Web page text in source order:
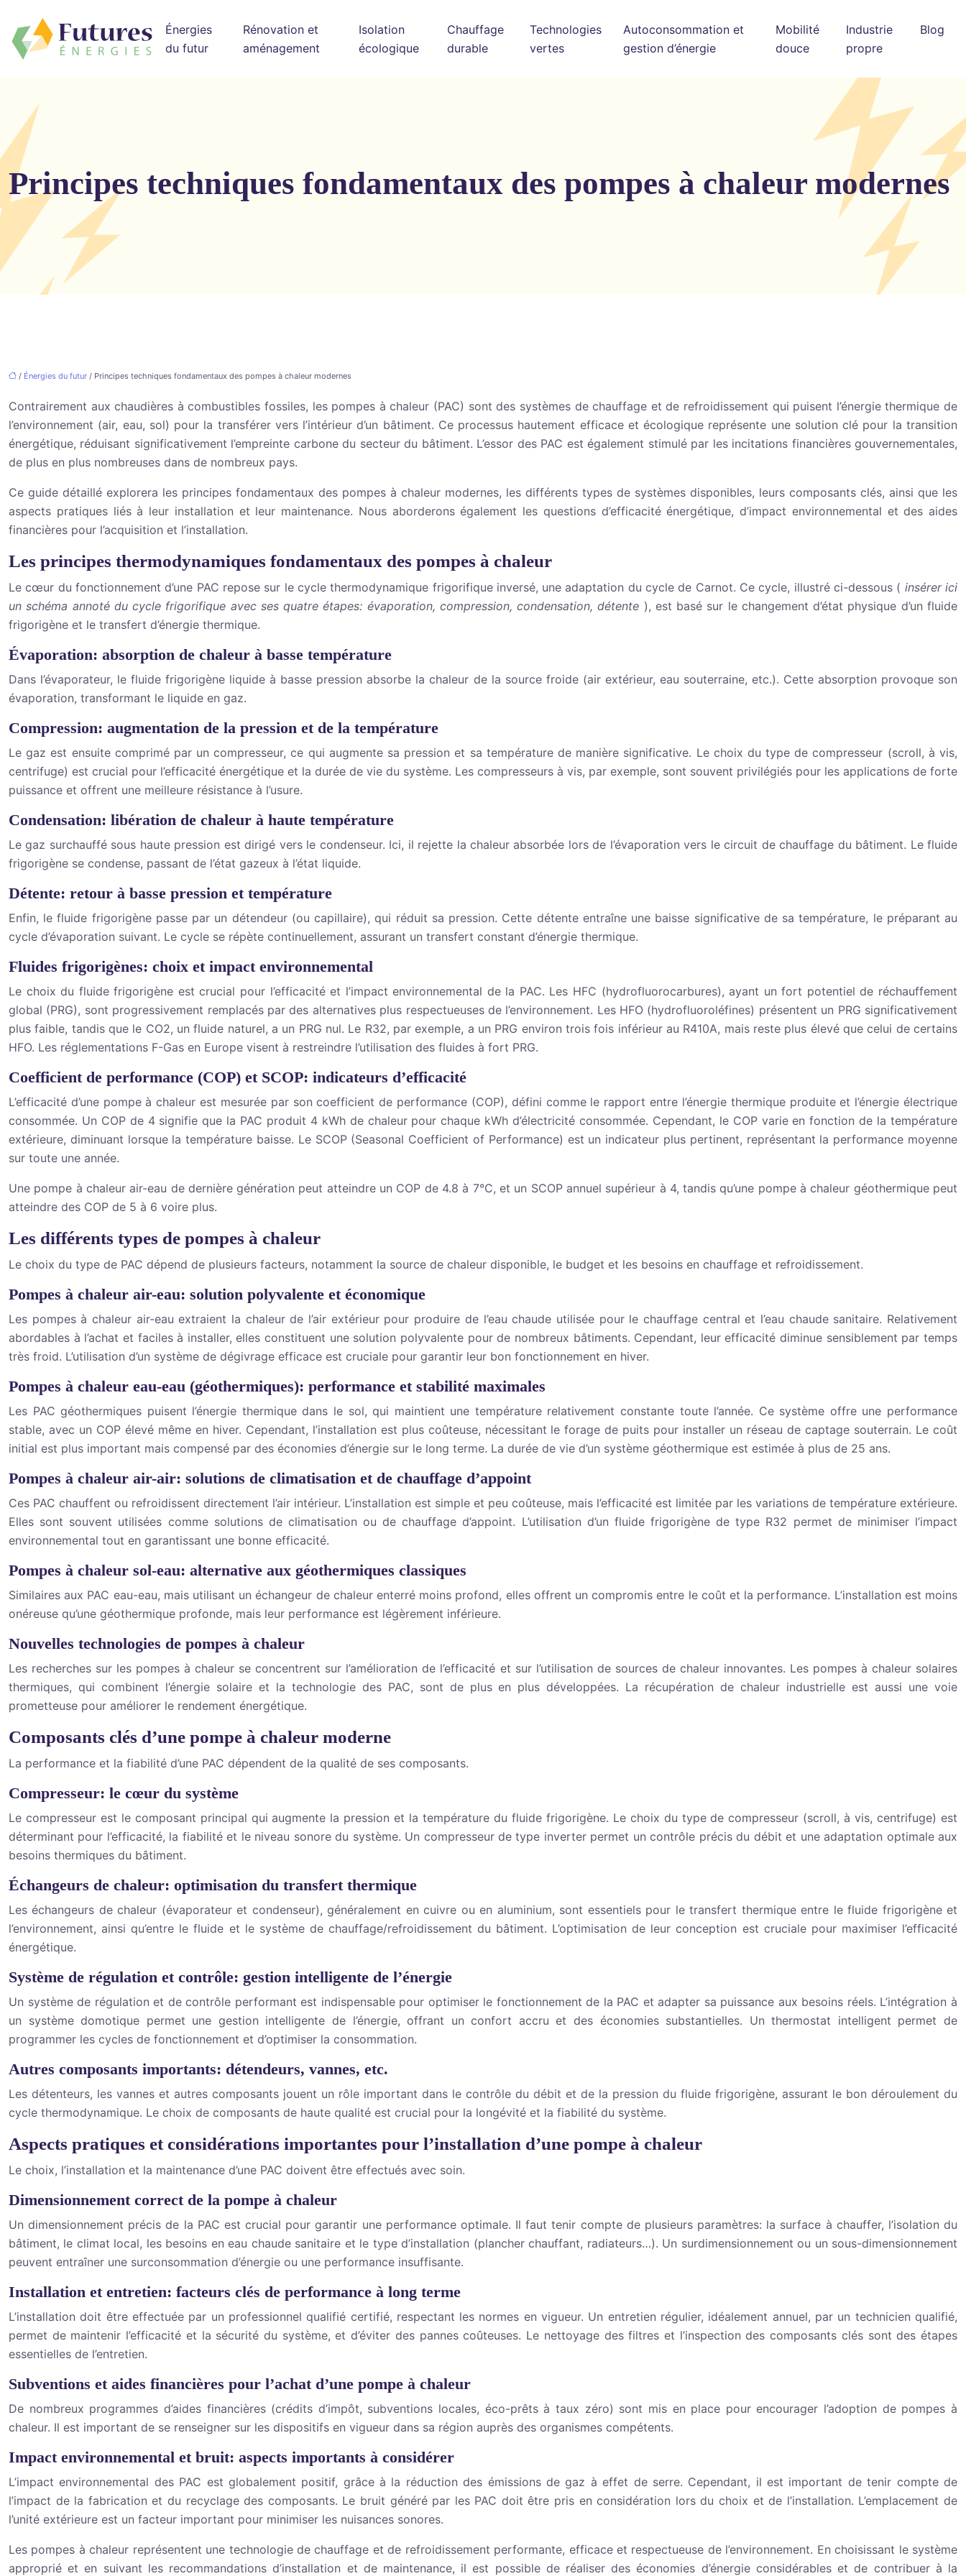
Énergies
du futur
Rénovation et
aménagement
Isolation
écologique
Chauffage
durable
Technologies
vertes
Autoconsommation et
gestion d’énergie
Mobilité
douce
Industrie
propre
Blog
Principes techniques fondamentaux des pompes à chaleur modernes
/ Énergies du futur / Principes techniques fondamentaux des pompes à chaleur modernes
Contrairement aux chaudières à combustibles fossiles, les pompes à chaleur (PAC) sont des systèmes de chauffage et de refroidissement qui puisent l’énergie thermique de
l’environnement (air, eau, sol) pour la transférer vers l’intérieur d’un bâtiment. Ce processus hautement efficace et écologique représente une solution clé pour la transition
énergétique, réduisant significativement l’empreinte carbone du secteur du bâtiment. L’essor des PAC est également stimulé par les incitations financières gouvernementales,
de plus en plus nombreuses dans de nombreux pays.
Ce guide détaillé explorera les principes fondamentaux des pompes à chaleur modernes, les différents types de systèmes disponibles, leurs composants clés, ainsi que les
aspects pratiques liés à leur installation et leur maintenance. Nous aborderons également les questions d’efficacité énergétique, d’impact environnemental et des aides
financières pour l’acquisition et l’installation.
Les principes thermodynamiques fondamentaux des pompes à chaleur
Le cœur du fonctionnement d’une PAC repose sur le cycle thermodynamique frigorifique inversé, une adaptation du cycle de Carnot. Ce cycle, illustré ci-dessous ( insérer ici
un schéma annoté du cycle frigorifique avec ses quatre étapes: évaporation, compression, condensation, détente ), est basé sur le changement d’état physique d’un fluide
frigorigène et le transfert d’énergie thermique.
Évaporation: absorption de chaleur à basse température
Dans l’évaporateur, le fluide frigorigène liquide à basse pression absorbe la chaleur de la source froide (air extérieur, eau souterraine, etc.). Cette absorption provoque son
évaporation, transformant le liquide en gaz.
Compression: augmentation de la pression et de la température
Le gaz est ensuite comprimé par un compresseur, ce qui augmente sa pression et sa température de manière significative. Le choix du type de compresseur (scroll, à vis,
centrifuge) est crucial pour l’efficacité énergétique et la durée de vie du système. Les compresseurs à vis, par exemple, sont souvent privilégiés pour les applications de forte
puissance et offrent une meilleure résistance à l’usure.
Condensation: libération de chaleur à haute température
Le gaz surchauffé sous haute pression est dirigé vers le condenseur. Ici, il rejette la chaleur absorbée lors de l’évaporation vers le circuit de chauffage du bâtiment. Le fluide
frigorigène se condense, passant de l’état gazeux à l’état liquide.
Détente: retour à basse pression et température
Enfin, le fluide frigorigène passe par un détendeur (ou capillaire), qui réduit sa pression. Cette détente entraîne une baisse significative de sa température, le préparant au
cycle d’évaporation suivant. Le cycle se répète continuellement, assurant un transfert constant d’énergie thermique.
Fluides frigorigènes: choix et impact environnemental
Le choix du fluide frigorigène est crucial pour l’efficacité et l’impact environnemental de la PAC. Les HFC (hydrofluorocarbures), ayant un fort potentiel de réchauffement
global (PRG), sont progressivement remplacés par des alternatives plus respectueuses de l’environnement. Les HFO (hydrofluoroléfines) présentent un PRG significativement
plus faible, tandis que le CO2, un fluide naturel, a un PRG nul. Le R32, par exemple, a un PRG environ trois fois inférieur au R410A, mais reste plus élevé que celui de certains
HFO. Les réglementations F-Gas en Europe visent à restreindre l’utilisation des fluides à fort PRG.
Coefficient de performance (COP) et SCOP: indicateurs d’efficacité
L’efficacité d’une pompe à chaleur est mesurée par son coefficient de performance (COP), défini comme le rapport entre l’énergie thermique produite et l’énergie électrique
consommée. Un COP de 4 signifie que la PAC produit 4 kWh de chaleur pour chaque kWh d’électricité consommée. Cependant, le COP varie en fonction de la température
extérieure, diminuant lorsque la température baisse. Le SCOP (Seasonal Coefficient of Performance) est un indicateur plus pertinent, représentant la performance moyenne
sur toute une année.
Une pompe à chaleur air-eau de dernière génération peut atteindre un COP de 4.8 à 7°C, et un SCOP annuel supérieur à 4, tandis qu’une pompe à chaleur géothermique peut
atteindre des COP de 5 à 6 voire plus.
Les différents types de pompes à chaleur
Le choix du type de PAC dépend de plusieurs facteurs, notamment la source de chaleur disponible, le budget et les besoins en chauffage et refroidissement.
Pompes à chaleur air-eau: solution polyvalente et économique
Les pompes à chaleur air-eau extraient la chaleur de l’air extérieur pour produire de l’eau chaude utilisée pour le chauffage central et l’eau chaude sanitaire. Relativement
abordables à l’achat et faciles à installer, elles constituent une solution polyvalente pour de nombreux bâtiments. Cependant, leur efficacité diminue sensiblement par temps
très froid. L’utilisation d’un système de dégivrage efficace est cruciale pour garantir leur bon fonctionnement en hiver.
Pompes à chaleur eau-eau (géothermiques): performance et stabilité maximales
Les PAC géothermiques puisent l’énergie thermique dans le sol, qui maintient une température relativement constante toute l’année. Ce système offre une performance
stable, avec un COP élevé même en hiver. Cependant, l’installation est plus coûteuse, nécessitant le forage de puits pour installer un réseau de captage souterrain. Le coût
initial est plus important mais compensé par des économies d’énergie sur le long terme. La durée de vie d’un système géothermique est estimée à plus de 25 ans.
Pompes à chaleur air-air: solutions de climatisation et de chauffage d’appoint
Ces PAC chauffent ou refroidissent directement l’air intérieur. L’installation est simple et peu coûteuse, mais l’efficacité est limitée par les variations de température extérieure.
Elles sont souvent utilisées comme solutions de climatisation ou de chauffage d’appoint. L’utilisation d’un fluide frigorigène de type R32 permet de minimiser l’impact
environnemental tout en garantissant une bonne efficacité.
Pompes à chaleur sol-eau: alternative aux géothermiques classiques
Similaires aux PAC eau-eau, mais utilisant un échangeur de chaleur enterré moins profond, elles offrent un compromis entre le coût et la performance. L’installation est moins
onéreuse qu’une géothermique profonde, mais leur performance est légèrement inférieure.
Nouvelles technologies de pompes à chaleur
Les recherches sur les pompes à chaleur se concentrent sur l’amélioration de l’efficacité et sur l’utilisation de sources de chaleur innovantes. Les pompes à chaleur solaires
thermiques, qui combinent l’énergie solaire et la technologie des PAC, sont de plus en plus développées. La récupération de chaleur industrielle est aussi une voie
prometteuse pour améliorer le rendement énergétique.
Composants clés d’une pompe à chaleur moderne
La performance et la fiabilité d’une PAC dépendent de la qualité de ses composants.
Compresseur: le cœur du système
Le compresseur est le composant principal qui augmente la pression et la température du fluide frigorigène. Le choix du type de compresseur (scroll, à vis, centrifuge) est
déterminant pour l’efficacité, la fiabilité et le niveau sonore du système. Un compresseur de type inverter permet un contrôle précis du débit et une adaptation optimale aux
besoins thermiques du bâtiment.
Échangeurs de chaleur: optimisation du transfert thermique
Les échangeurs de chaleur (évaporateur et condenseur), généralement en cuivre ou en aluminium, sont essentiels pour le transfert thermique entre le fluide frigorigène et
l’environnement, ainsi qu’entre le fluide et le système de chauffage/refroidissement du bâtiment. L’optimisation de leur conception est cruciale pour maximiser l’efficacité
énergétique.
Système de régulation et contrôle: gestion intelligente de l’énergie
Un système de régulation et de contrôle performant est indispensable pour optimiser le fonctionnement de la PAC et adapter sa puissance aux besoins réels. L’intégration à
un système domotique permet une gestion intelligente de l’énergie, offrant un confort accru et des économies substantielles. Un thermostat intelligent permet de
programmer les cycles de fonctionnement et d’optimiser la consommation.
Autres composants importants: détendeurs, vannes, etc.
Les détenteurs, les vannes et autres composants jouent un rôle important dans le contrôle du débit et de la pression du fluide frigorigène, assurant le bon déroulement du
cycle thermodynamique. Le choix de composants de haute qualité est crucial pour la longévité et la fiabilité du système.
Aspects pratiques et considérations importantes pour l’installation d’une pompe à chaleur
Le choix, l’installation et la maintenance d’une PAC doivent être effectués avec soin.
Dimensionnement correct de la pompe à chaleur
Un dimensionnement précis de la PAC est crucial pour garantir une performance optimale. Il faut tenir compte de plusieurs paramètres: la surface à chauffer, l’isolation du
bâtiment, le climat local, les besoins en eau chaude sanitaire et le type d’installation (plancher chauffant, radiateurs…). Un surdimensionnement ou un sous-dimensionnement
peuvent entraîner une surconsommation d’énergie ou une performance insuffisante.
Installation et entretien: facteurs clés de performance à long terme
L’installation doit être effectuée par un professionnel qualifié certifié, respectant les normes en vigueur. Un entretien régulier, idéalement annuel, par un technicien qualifié,
permet de maintenir l’efficacité et la sécurité du système, et d’éviter des pannes coûteuses. Le nettoyage des filtres et l’inspection des composants clés sont des étapes
essentielles de l’entretien.
Subventions et aides financières pour l’achat d’une pompe à chaleur
De nombreux programmes d’aides financières (crédits d’impôt, subventions locales, éco-prêts à taux zéro) sont mis en place pour encourager l’adoption de pompes à
chaleur. Il est important de se renseigner sur les dispositifs en vigueur dans sa région auprès des organismes compétents.
Impact environnemental et bruit: aspects importants à considérer
L’impact environnemental des PAC est globalement positif, grâce à la réduction des émissions de gaz à effet de serre. Cependant, il est important de tenir compte de
l’impact de la fabrication et du recyclage des composants. Le bruit généré par les PAC doit être pris en considération lors du choix et de l’installation. L’emplacement de
l’unité extérieure est un facteur important pour minimiser les nuisances sonores.
Les pompes à chaleur représentent une technologie de chauffage et de refroidissement performante, efficace et respectueuse de l’environnement. En choisissant le système
approprié et en suivant les recommandations d’installation et de maintenance, il est possible de réaliser des économies d’énergie considérables et de contribuer à la